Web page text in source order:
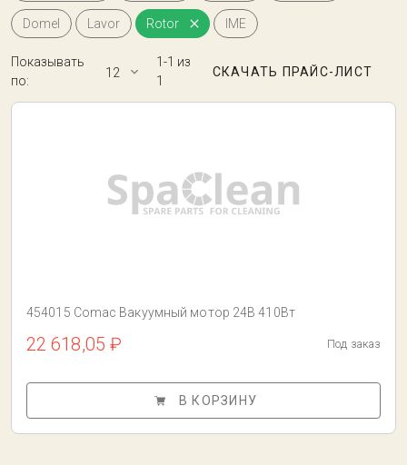
Domel Lavor Rotor IME
Показывать
по:
12
1-1 из
1
СКАЧАТЬ ПРАЙС-ЛИСТ
454015 Comac Вакуумный мотор 24В 410Вт
22 618,05 ₽ Под заказ
В КОРЗИНУ